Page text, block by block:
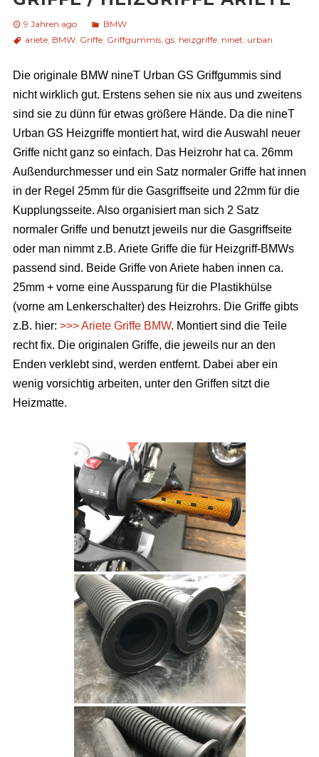
9 Jahren ago
BMW
ariete, BMW, Griffe, Griffgummis, gs, heizgriffe, ninet, urban
Die originale BMW nineT Urban GS Griffgummis sind
nicht wirklich gut. Erstens sehen sie nix aus und zweitens
sind sie zu dünn für etwas größere Hände. Da die nineT
Urban GS Heizgriffe montiert hat, wird die Auswahl neuer
Griffe nicht ganz so einfach. Das Heizrohr hat ca. 26mm
Außendurchmesser und ein Satz normaler Griffe hat innen
in der Regel 25mm für die Gasgriffseite und 22mm für die
Kupplungsseite. Also organisiert man sich 2 Satz
normaler Griffe und benutzt jeweils nur die Gasgriffseite
oder man nimmt z.B. Ariete Griffe die für Heizgriff-BMWs
passend sind. Beide Griffe von Ariete haben innen ca.
25mm + vorne eine Aussparung für die Plastikhülse
(vorne am Lenkerschalter) des Heizrohrs. Die Griffe gibts
z.B. hier: >>> Ariete Griffe BMW. Montiert sind die Teile
recht fix. Die originalen Griffe, die jeweils nur an den
Enden verklebt sind, werden entfernt. Dabei aber ein
wenig vorsichtig arbeiten, unter den Griffen sitzt die
Heizmatte.